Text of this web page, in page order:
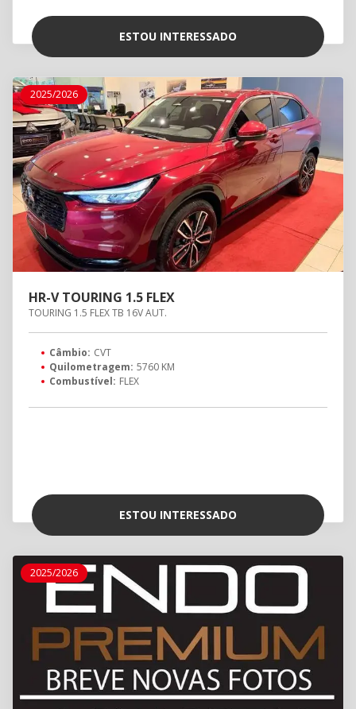
ESTOU INTERESSADO
2025/2026
HR-V TOURING 1.5 FLEX
TOURING 1.5 FLEX TB 16V AUT.
Câmbio: CVT
Quilometragem: 5760 KM
Combustível: FLEX
ESTOU INTERESSADO
2025/2026